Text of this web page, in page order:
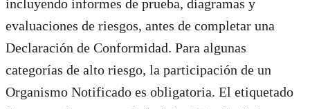
incluyendo informes de prueba, diagramas y
evaluaciones de riesgos, antes de completar una
Declaración de Conformidad. Para algunas
categorías de alto riesgo, la participación de un
Organismo Notificado es obligatoria. El etiquetado